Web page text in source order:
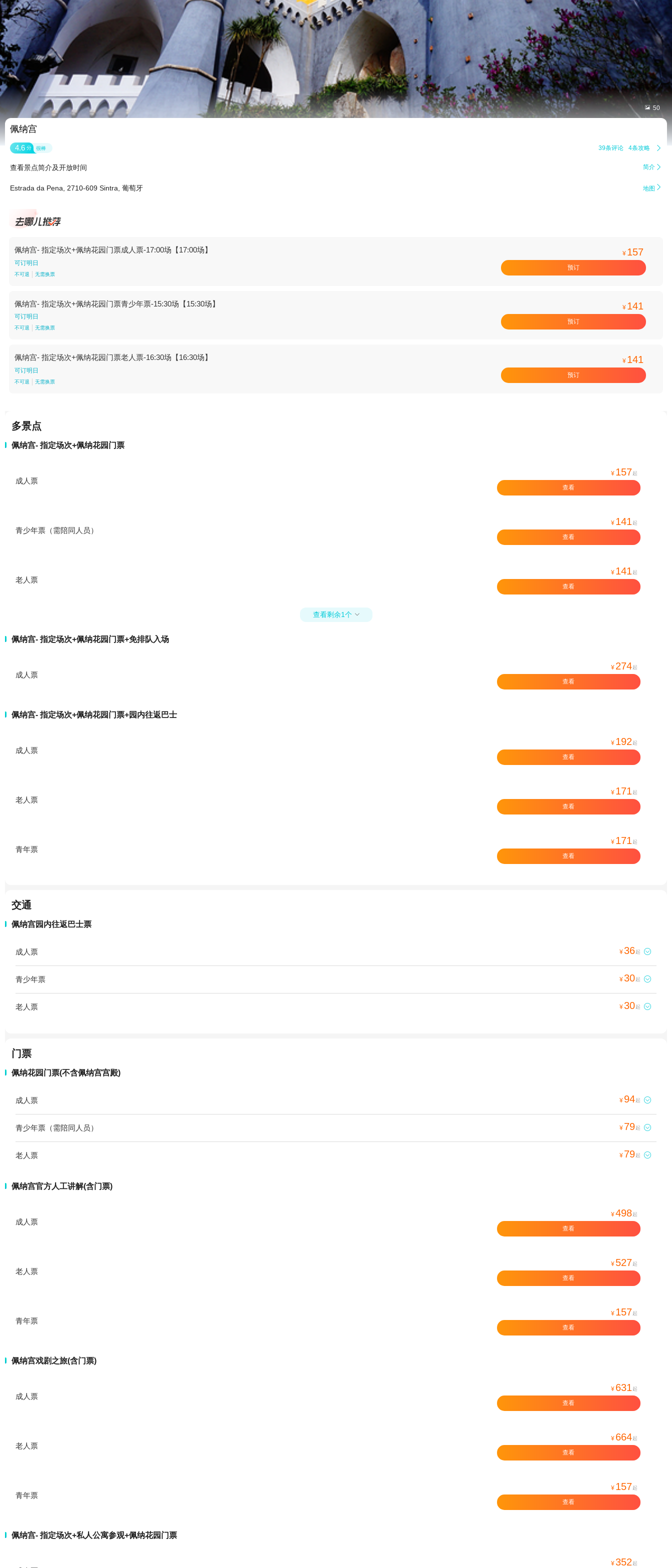
 50
佩纳宫
4.6 分 很棒 39条评论 4条攻略 
查看景点简介及开放时间 简介 
Estrada da Pena, 2710-609 Sintra, 葡萄牙 地图 
佩纳宫- 指定场次+佩纳花园门票成人票-17:00场【17:00场】
可订明日
不可退 无需换票
¥ 157
预订
佩纳宫- 指定场次+佩纳花园门票青少年票-15:30场【15:30场】
可订明日
不可退 无需换票
¥ 141
预订
佩纳宫- 指定场次+佩纳花园门票老人票-16:30场【16:30场】
可订明日
不可退 无需换票
¥ 141
预订
多景点
佩纳宫- 指定场次+佩纳花园门票
成人票
¥ 157 起
查看
青少年票（需陪同人员）
¥ 141 起
查看
老人票
¥ 141 起
查看
查看剩余1个 
佩纳宫- 指定场次+佩纳花园门票+免排队入场
成人票
¥ 274 起
查看
佩纳宫- 指定场次+佩纳花园门票+园内往返巴士
成人票
¥ 192 起
查看
老人票
¥ 171 起
查看
青年票
¥ 171 起
查看
交通
佩纳宫园内往返巴士票
成人票 ¥36起 
青少年票 ¥30起 
老人票 ¥30起 
门票
佩纳花园门票(不含佩纳宫宫殿)
成人票 ¥ 94起 
青少年票（需陪同人员） ¥ 79起 
老人票 ¥ 79起 
佩纳宫官方人工讲解(含门票)
成人票
¥498 起
查看
老人票
¥ 527 起
查看
青年票
¥ 157 起
查看
佩纳宫戏剧之旅(含门票)
成人票
¥ 631 起
查看
老人票
¥ 664 起
查看
青年票
¥ 157 起
查看
佩纳宫- 指定场次+私人公寓参观+佩纳花园门票
¥352 起